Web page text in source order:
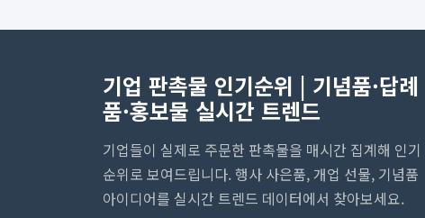
기업 판촉물 인기순위 | 기념품·답례
품·홍보물 실시간 트렌드
기업들이 실제로 주문한 판촉물을 매시간 집계해 인기
순위로 보여드립니다. 행사 사은품, 개업 선물, 기념품
아이디어를 실시간 트렌드 데이터에서 찾아보세요.